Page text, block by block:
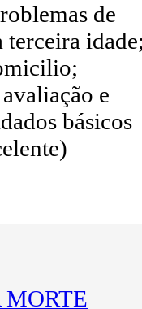
de
terceira
e
básicos
MORTE